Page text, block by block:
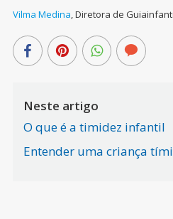
Vilma Medina,Diretora de
Neste artigo
O que é a timidez infantil
Entender uma criança